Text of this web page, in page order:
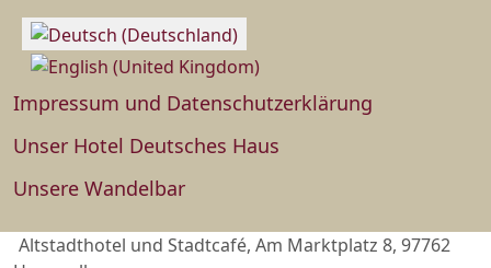
Impressum und Datenschutzerklärung
Unser Hotel Deutsches Haus
Unsere Wandelbar
Altstadthotel und Stadtcafé, Am Marktplatz 8, 97762